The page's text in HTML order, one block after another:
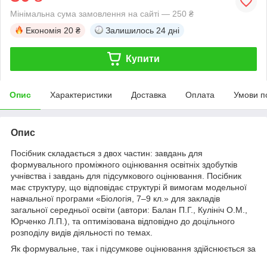
Мінімальна сума замовлення на сайті — 250 ₴
Економія 20 ₴ Залишилось 24 дні
Купити
Опис Характеристики Доставка Оплата Умови
Опис
Посібник складається з двох частин: завдань для
формувального проміжного оцінювання освітніх здобутків
учнівства і завдань для підсумкового оцінювання. Посібник
має структуру, що відповідає структурі й вимогам модельної
навчальної програми «Біологія, 7–9 кл.» для закладів
загальної середньої освіти (автори: Балан П.Г., Кулініч О.М.,
Юрченко Л.П.), та оптимізована відповідно до доцільного
розподілу видів діяльності по темах.
Як формувальне, так і підсумкове оцінювання здійснюється за